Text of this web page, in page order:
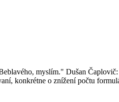
myslím." Dušan
konkrétne o znížení počtu